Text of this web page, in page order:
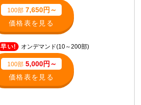
100部7,650円～
価格表を見る
早い! オンデマンド(10～200部)
100部 5,000円～
価格表を見る